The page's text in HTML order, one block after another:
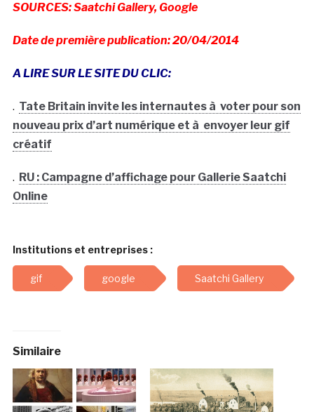
SOURCES: Saatchi Gallery, Google
Date de première publication: 20/04/2014
A LIRE SUR LE SITE DU CLIC:
. Tate Britain invite les internautes à voter pour son
nouveau prix d’art numérique et à envoyer leur gif
créatif
. RU : Campagne d’affichage pour Gallerie Saatchi
Online
Institutions et entreprises :
gif google Saatchi Gallery
Similaire